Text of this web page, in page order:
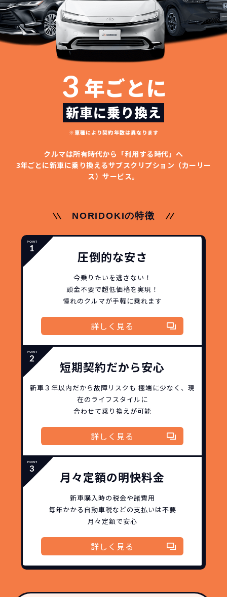
3 年ごとに
新車に乗り換え
※車種により契約年数は異なります
クルマは所有時代から「利用する時代」へ
3年ごとに新車に乗り換えるサブスクリプション（カーリー
ス）サービス。
NORIDOKIの特徴
圧倒的な安さ
今乗りたいを逃さない！
頭金不要で超低価格を実現！
憧れのクルマが手軽に乗れます
詳しく見る
短期契約だから安心
新車３年以内だから故障リスクも 極端に少なく、 現
在のライフスタイルに
合わせて乗り換えが可能
詳しく見る
月々定額の明快料金
新車購入時の税金や諸費用
毎年かかる自動車税などの支払いは不要
月々定額で安心
詳しく見る
日本全国・世界中の流通ネットワークと
ノウハウを集約することでこの「超高残
価設定」を実現しました。
また特定の車両に絞ることによりこの価
格設定が可能となりました。
お車を返却いただく
必要があるため
して乗るか、購入するかなどを選べます。
ず返却していただくことを前提とするこ
とで「超低価格」を実現しています。
契約リスクが少ない
ライフスタイルに合わせたお車の選択が
できます。急な引っ越し、転勤、家族が増
えるなど。その時その時の状況に合わせ
た車を選べるっていいとおもいません
新型の新車に定期的に乗換
車はだいたい３年くらいで飽きると言わ
れています。
もちろん、その人によりますが、最新型
車に常に乗り続けられるのは気持ちよ
く、人にも自慢できます！
これらの費用がコミコミの料金です。
継続的にかかる費用が
コミコミ
維持にかかる、毎年の｢自動車税｣はコミ
コミ。3年契約なので通常車検時にかかる